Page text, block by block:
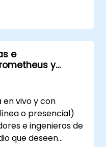
y
de alertas
operativa.
e
y
vivo y con
o presencial)
e ingenieros de
que deseen